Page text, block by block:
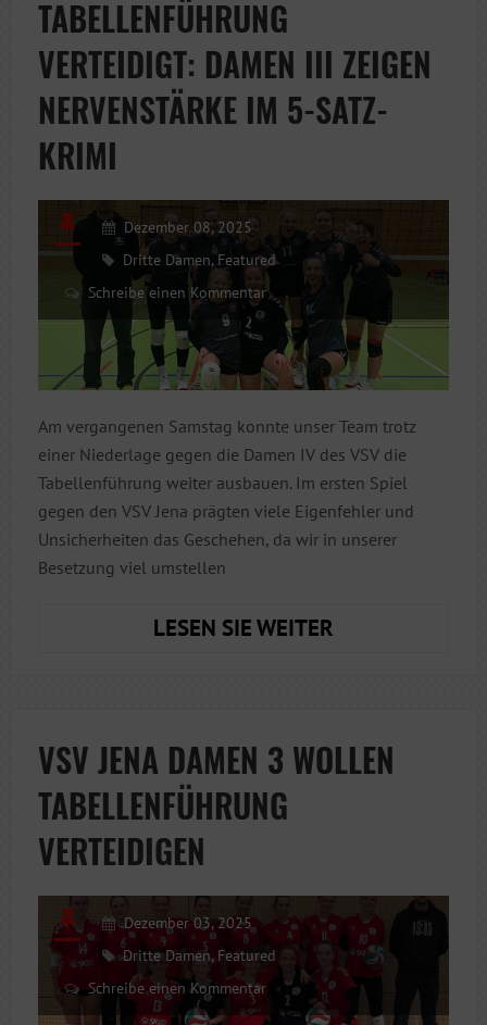
ANGREIFEN
TABELLENFÜHRUNG
VERTEIDIGT: DAMEN III ZEIGEN
NERVENSTÄRKE IM 5-SATZ-
KRIMI
Dezember 08, 2025
Dritte Damen, Featured
Schreibe einen Kommentar
Am vergangenen Samstag konnte unser Team trotz
einer Niederlage gegen die Damen IV des VSV die
Tabellenführung weiter ausbauen. Im ersten Spiel
gegen den VSV Jena prägten viele Eigenfehler und
Unsicherheiten das Geschehen, da wir in unserer
Besetzung viel umstellen
LESEN SIE WEITER
ZEIGEN
VSV JENA DAMEN 3 WOLLEN
TABELLENFÜHRUNG
VERTEIDIGEN
Dezember 03, 2025
Dritte Damen, Featured
Schreibe einen Kommentar